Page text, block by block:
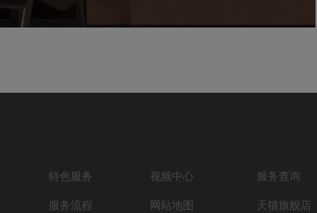
特色服务
服务流程
视频中心
服务查询
网站地图
天猫旗舰店